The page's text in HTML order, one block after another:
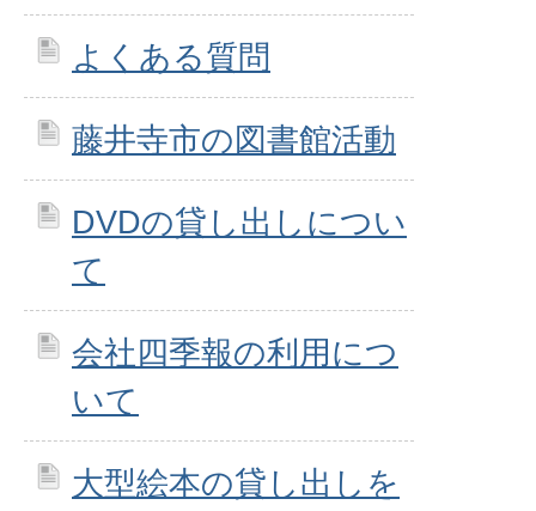
よくある質問
藤井寺市の図書館活動
DVDの貸し出しについ
て
会社四季報の利用につ
いて
大型絵本の貸し出しを